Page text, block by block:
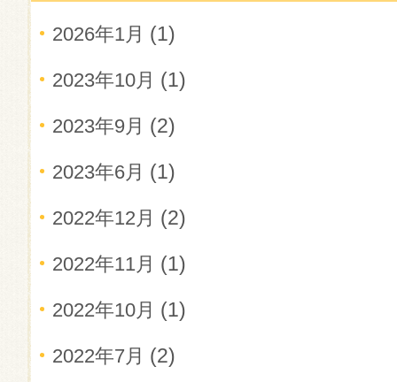
2026年1月 (1)
2023年10月 (1)
2023年9月 (2)
2023年6月 (1)
2022年12月 (2)
2022年11月 (1)
2022年10月 (1)
2022年7月 (2)